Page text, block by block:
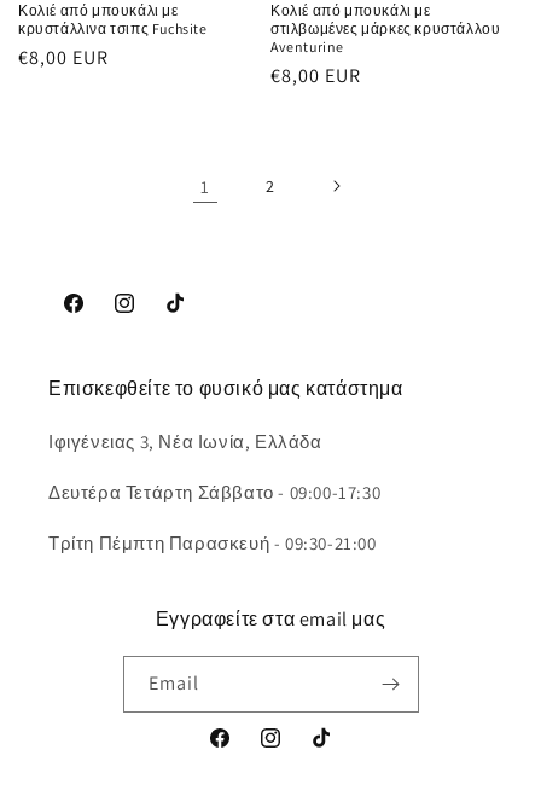
Κολιέ από μπουκάλι με
κρυστάλλινα τσιπς Fuchsite
Κανονική
€8,00 EUR
Κολιέ από μπουκάλι με
στιλβωμένες μάρκες κρυστάλλου
Aventurine
Κανονική
€8,00 EUR
1 2
FacebookInstagramTikTok
Επισκεφθείτε το φυσικό μας κατάστημα
Ιφιγένειας 3, Νέα Ιωνία, Ελλάδα
Δευτέρα Τετάρτη Σάββατο - 09:00-17:30
Τρίτη Πέμπτη Παρασκευή - 09:30-21:00
Εγγραφείτε στα email μας
Email
FacebookInstagramTikTok